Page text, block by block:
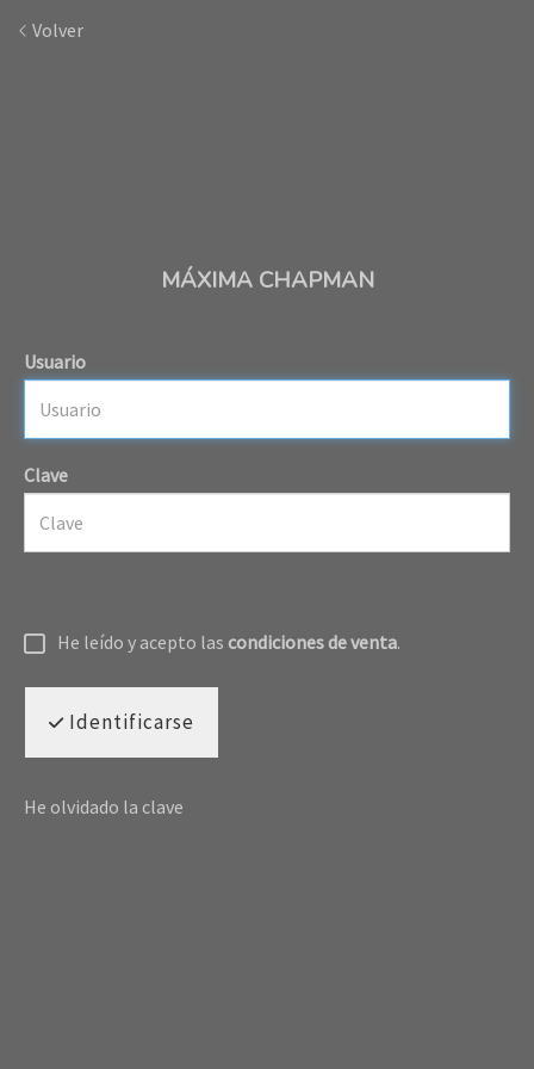
Volver
MÁXIMA CHAPMAN
Usuario
Clave
He leído y acepto las condiciones de venta.
Identificarse
He olvidado la clave